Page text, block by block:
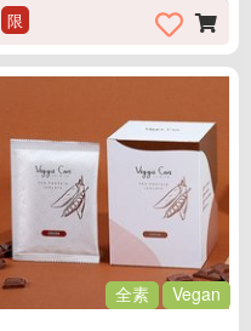
限
全素 Vegan